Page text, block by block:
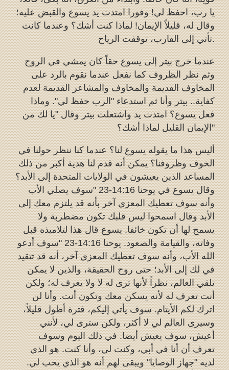
يا رب، احفظ لي! وفورا امتدت يد يسوع والقبض عليه؛
وقال له، قليلاً الإيمان! لماذا كنت أشك؟ وعندما كانت
تأتي إلى القارب، توقفت الرياح.
عندما خرج بيتر إلى يسوع حقاً كان يمشي في الروح
وثم نظر الظروف كما نفعل عندما نقوم بالرد على
المخاوف القديمة والمخاوف والمشاعر القديمة لعدم
كفاية.. بيتر وأنا ثم استدعاء "الرب حفظ لي". وماذا
فعل يسوع؟ امتدت يد واشتعلت بيتر وقال "يا لك من
الإيمان القليل لماذا أشك؟"
أليس هذا ما يقوله يسوع لنا؟ عندما كنا ننظر حولنا في
الخوف وظروفنا؟ يمكن أنه قدم لنا هدية أكبر من ذلك
المساعد الذين يعيشون في الولايات المتحدة إلى الأبد؟
وقال يسوع في يوحنا 14:16-23 "سوف يصلي الأب
وأنه سوف تعطيك المعزي آخر بأنه قد يلتزم معك إلى
الأبد وقال اسمحوا ليس قلبك تكون مضطربة ولا
يسمح لها أن تكون خائفا. يسوع قال هذا لتلاميذه قبل
وفاته، والقيامة والصعود. يوحنا 14:16-23 "سوف أدعو
الله الأب، وأنه سوف تعطيك المعزي آخر، أنه قد تتقيد
في لك إلى الأبد؛ حتى روح الحقيقة، والذين لا يمكن
تلقي العالم، نظراً لأنها ترى له لا ولا يعرف له؛ ولكن
أنت تعرف له لأنه يسكن معك وتكون أنت. وأنا لن
اترك لكم الأيتام. سوف يأتي إليكم، فترة أطول قليلاً،
وسيرى العالم لي لا أكثر، ولكن سترى لي، لأنني
أعيش، سوف يعيش أيضا. في ذلك اليوم وسوف
تعرف أن أنا في أبي، وكنت لي، وأنا كنت. هو الذي
لديه "جهاز الوصايا" ويبقى لهم أنه هو الذي يحب لي.